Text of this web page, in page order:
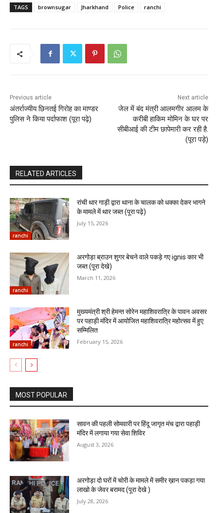
TAGS brownsugar Jharkhand Police ranchi
Previous article
अंतर्राज्यीय छिनतई गिरोह का माण्डर
पुलिस ने किया पर्दाफाश (पूरा पढ़े)
Next article
जेल में बंद मंत्री आलमगीर आलम के
करीबी हाकिम मोमिन के घर पर
सीबीआई की टीम छापेमारी कर रही है.
(पूरा पड़े)
RELATED ARTICLES
ranchi
रांची थार गाड़ी द्वारा थाना के चालक को धक्का देकर भागने
के मामले में थार जब्त (पूरा पढ़े)
July 15, 2026
ranchi
अरगोड़ा ब्राउन शुगर बेचने वाले पकड़े गए ignis कार भी
जब्त (पूरा देखे)
March 11, 2026
ranchi
मुख्यमंत्री श्री हेमन्त सोरेन महाशिवरात्रि के पावन अवसर
पर पहाड़ी मंदिर में आयोजित महाशिवरात्रि महोत्सव में हुए
सम्मिलित
February 15, 2026
MOST POPULAR
सावन की पहली सोमवारी पर हिंदू जागृत मंच द्वारा पहाड़ी
मंदिर में लगाया गया सेवा शिविर
August 3, 2026
अरगोड़ा दो घरों में चोरी के मामले में समीर ख़ान पकड़ा गया
लाखो के जेवर बरामद (पूरा देखे )
July 28, 2026